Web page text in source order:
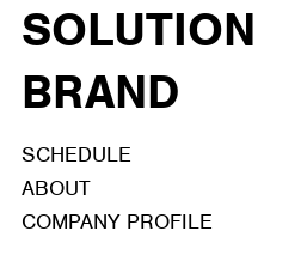
SOLUTION
BRAND
SCHEDULE
ABOUT
COMPANY PROFILE